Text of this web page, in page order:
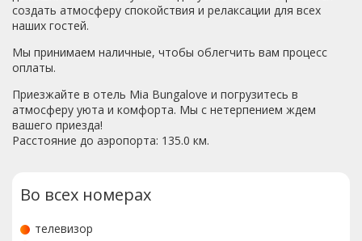
создать атмосферу спокойствия и релаксации для всех
наших гостей.
Мы принимаем наличные, чтобы облегчить вам процесс
оплаты.
Приезжайте в отель Mia Bungalove и погрузитесь в
атмосферу уюта и комфорта. Мы с нетерпением ждем
вашего приезда!
Расстояние до аэропорта: 135.0 км.
Во всех номерах
телевизор